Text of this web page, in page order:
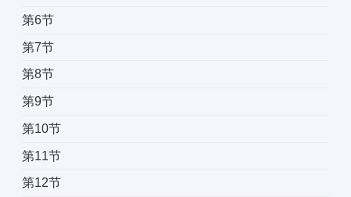
第6节
第7节
第8节
第9节
第10节
第11节
第12节